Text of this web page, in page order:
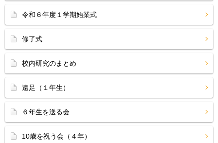
令和６年度１学期始業式
修了式
校内研究のまとめ
遠足（１年生）
６年生を送る会
10歳を祝う会（４年）